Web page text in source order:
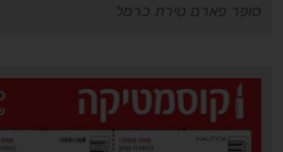
סופר פארם טירת כרמל